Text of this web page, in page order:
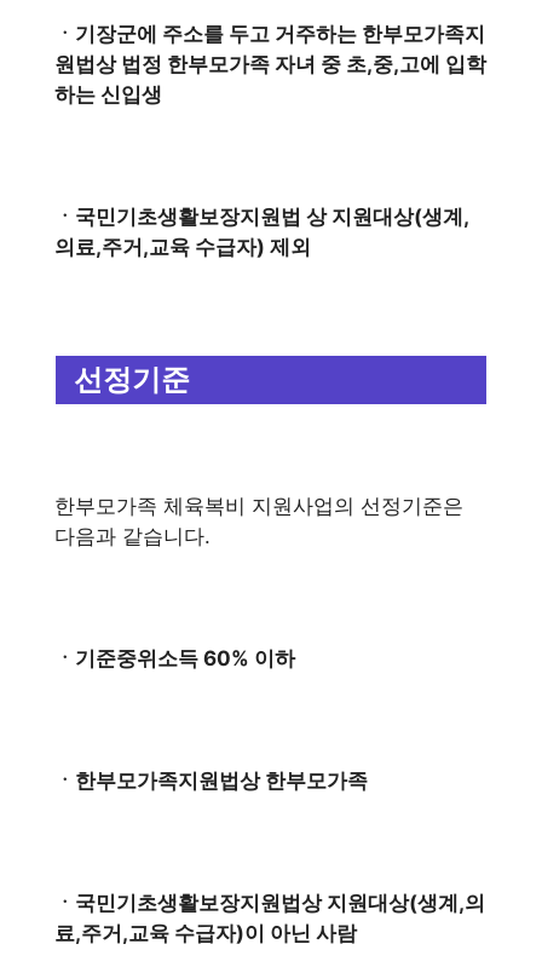
ㆍ기장군에 주소를 두고 거주하는 한부모가족지
원법상 법정 한부모가족 자녀 중 초,중,고에 입학
하는 신입생
ㆍ국민기초생활보장지원법 상 지원대상(생계,
의료,주거,교육 수급자) 제외
선정기준
한부모가족 체육복비 지원사업의 선정기준은
다음과 같습니다.
ㆍ기준중위소득 60% 이하
ㆍ한부모가족지원법상 한부모가족
ㆍ국민기초생활보장지원법상 지원대상(생계,의
료,주거,교육 수급자)이 아닌 사람